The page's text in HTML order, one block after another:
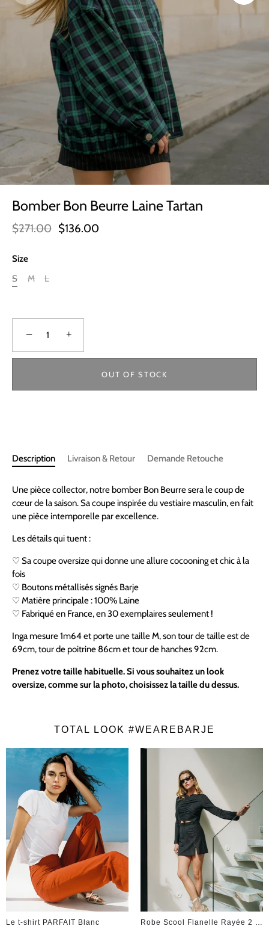
Bomber Bon Beurre Laine Tartan
$271.00 $136.00
Size
S
M L
− +
OUT OF STOCK
Description Livraison & Retour Demande Retouche
Une pièce collector, notre bomber Bon Beurre sera le coup de
cœur de la saison.Sa coupe inspirée du vestiaire masculin, en fait
une pièce intemporelle par excellence.
Les détails qui tuent :
♡ Sa coupe oversize qui donne une allure cocooning et chic à la
fois
♡ Boutons métallisés signés Barje
♡ Matière principale : 100% Laine
♡ Fabriqué en France, en 30 exemplaires seulement !
Inga mesure 1m64 et porte une taille M, son tour de taille est de
69cm, tour de poitrine 86cm et tour de hanches 92cm.
Prenez votre taille habituelle. Si vous souhaitez un look
oversize, comme sur la photo, choisissez la taille du dessus.
TOTAL LOOK #WEAREBARJE
Le t-shirt PARFAIT Blanc